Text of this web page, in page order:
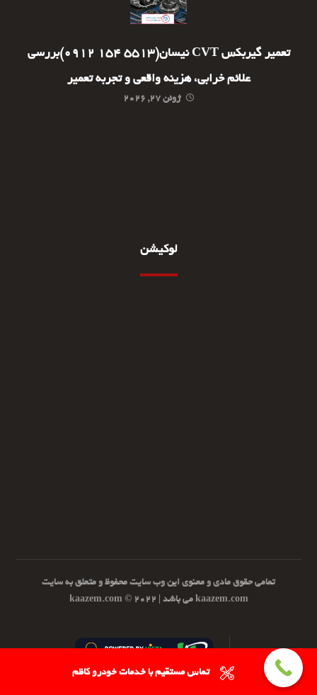
تعمیر گیربکس CVT نیسان(5513 154 0912)بررسی
علائم خرابی، هزینه واقعی و تجربه تعمیر
ژوئن ۲۷, ۲۰۲۶
لوکیشن
تمامی حقوق مادی و معنوی این وب سایت محفوظ و متعلق به سایت
kaazem.com می باشد | ۲۰۲۲ © kaazem.com
تماس مستقیم با خدمات خودرو کاظم